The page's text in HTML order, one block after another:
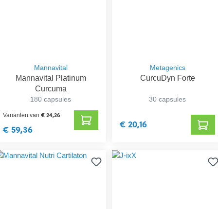
Mannavital
Mannavital Platinum
Curcuma
180 capsules
Varianten van€ 24,26
€ 59,36
Metagenics
CurcuDyn Forte
30 capsules
€ 20,16